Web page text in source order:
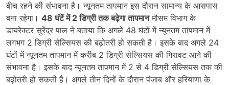
बीच रहने की संभावना है। न्यूनतम तापमान इस दौरान सामान्य के आसपास
बना रहेगा। 48 घंटें में 2 डिग्री तक बढ़ेगा तापमानमौसम विभाग के
डायरेक्टर सुरेंद्र पाल ने बताया कि अगले 48 घंटों में न्यूनतम तापमान में
लगभग 2 डिग्री सेल्सियस की बढ़ोतरी हो सकती है। इसके बाद अगले 24
घंटों में न्यूनतम तापमान में करीब 2 डिग्री सेल्सियस की गिरावट आने की
संभावना है। इसके बाद न्यूनतम तापमान में 2 से 4 डिग्री सेल्सियस तक की
बढ़ोतरी हो सकती है। अगले तीन दिनों के दौरान पंजाब और हरियाणा के